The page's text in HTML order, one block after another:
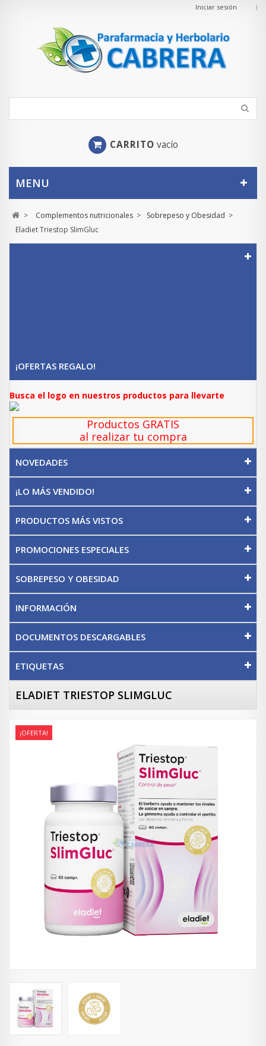
Iniciar sesión
CARRITO vacío
MENU
> Complementos nutricionales > Sobrepeso y Obesidad >
Eladiet Triestop SlimGluc
¡OFERTAS REGALO!
Busca el logo en nuestros productos para llevarte
Productos GRATIS
al realizar tu compra
NOVEDADES
¡LO MÁS VENDIDO!
PRODUCTOS MÁS VISTOS
PROMOCIONES ESPECIALES
SOBREPESO Y OBESIDAD
INFORMACIÓN
DOCUMENTOS DESCARGABLES
ETIQUETAS
ELADIET TRIESTOP SLIMGLUC
¡OFERTA!